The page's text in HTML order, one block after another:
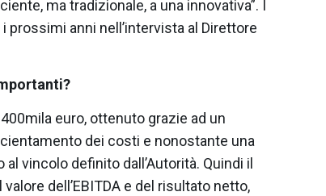
ma tradizionale, a una innovativa”. I
anni nell’intervista al Direttore
euro, ottenuto grazie ad un
dei costi e nonostante una
vincolo definito dall’Autorità. Quindi il
dell’EBITDA e del risultato netto,